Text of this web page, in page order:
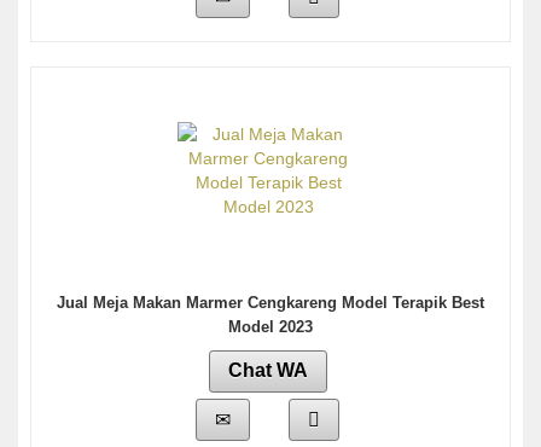
Jual Meja Makan Marmer Cengkareng Model Terapik Best
Model 2023
Chat WA